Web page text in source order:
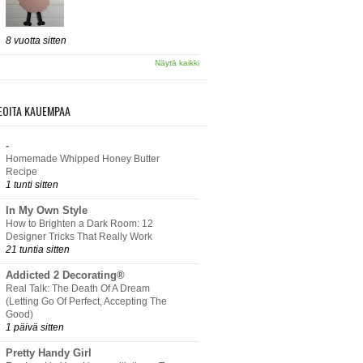
8 vuotta sitten
Näytä kaikki
KAUEMPAA
-
Homemade Whipped Honey Butter
Recipe
1 tunti sitten
In My Own Style
How to Brighten a Dark Room: 12
Designer Tricks That Really Work
21 tuntia sitten
Addicted 2 Decorating®
Real Talk: The Death Of A Dream
(Letting Go Of Perfect, Accepting The
Good)
1 päivä sitten
Pretty Handy Girl